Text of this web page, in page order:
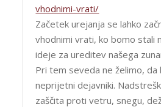
vhodnimi-vrati/
Začetek urejanja se lahko
vhodnimi vrati, ko bomo stali
ideje za ureditev našega
Pri tem seveda ne želimo, da
neprijetni dejavniki.
zaščita proti vetru, snegu,